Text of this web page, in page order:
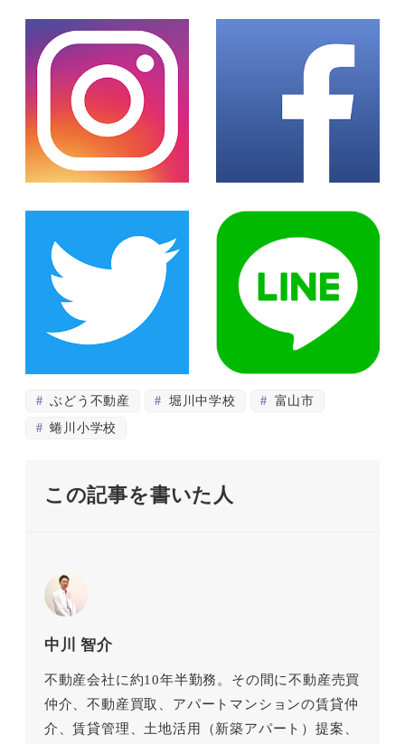
ぶどう不動産 堀川中学校
富山市
蜷川小学校
この記事を書いた人
中川 智介
不動産会社に約10年半勤務。その間に不動産売買
仲介、不動産買取、アパートマンションの賃貸仲
介、賃貸管理、土地活用（新築アパート）提案、